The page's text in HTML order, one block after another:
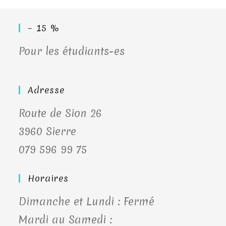
– 15 %
Pour les étudiants-es
Adresse
Route de Sion 26
3960 Sierre
079 596 99 75
Horaires
Dimanche et Lundi : Fermé
Mardi au Samedi :